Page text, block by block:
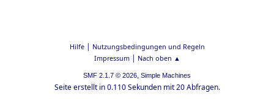
Hilfe| Nutzungsbedingungen und Regeln
Impressum| Nach oben ▲
SMF 2.1.7 © 2026, Simple Machines
Seite erstellt in 0.110 Sekunden mit 20 Abfragen.